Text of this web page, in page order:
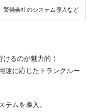
警備会社のシステム導入など
るのが魅力的！
途に応じたトランクルー
テムを導入。